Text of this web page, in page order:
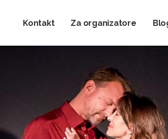
Kontakt Za organizatore